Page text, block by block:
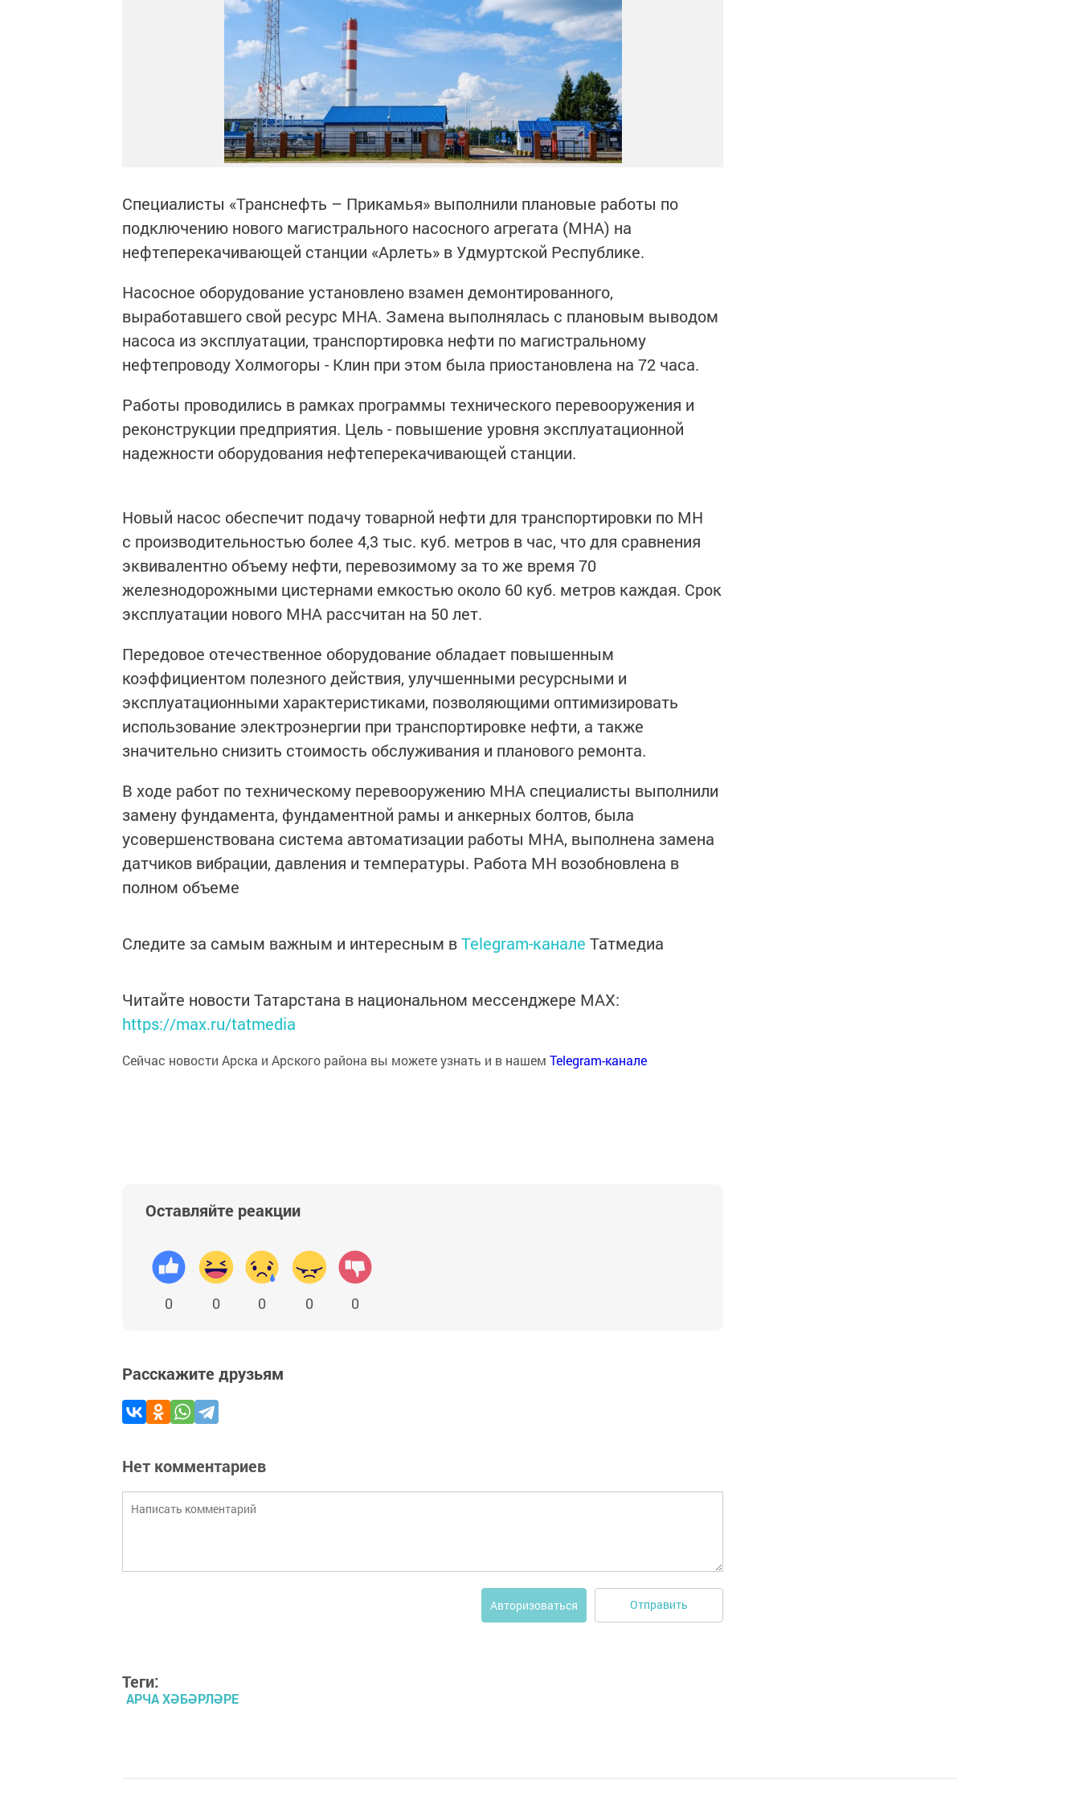
Специалисты «Транснефть – Прикамья» выполнили плановые работы по
подключению нового магистрального насосного агрегата (МНА) на
нефтеперекачивающей станции «Арлеть» в Удмуртской Республике.
Насосное оборудование установлено взамен демонтированного,
выработавшего свой ресурс МНА. Замена выполнялась с плановым выводом
насоса из эксплуатации, транспортировка нефти по магистральному
нефтепроводу Холмогоры - Клин при этом была приостановлена на 72 часа.
Работы проводились в рамках программы технического перевооружения и
реконструкции предприятия. Цель - повышение уровня эксплуатационной
надежности оборудования нефтеперекачивающей станции.
Новый насос обеспечит подачу товарной нефти для транспортировки по МН
с производительностью более 4,3 тыс. куб. метров в час, что для сравнения
эквивалентно объему нефти, перевозимому за то же время 70
железнодорожными цистернами емкостью около 60 куб. метров каждая. Срок
эксплуатации нового МНА рассчитан на 50 лет.
Передовое отечественное оборудование обладает повышенным
коэффициентом полезного действия, улучшенными ресурсными и
эксплуатационными характеристиками, позволяющими оптимизировать
использование электроэнергии при транспортировке нефти, а также
значительно снизить стоимость обслуживания и планового ремонта.
В ходе работ по техническому перевооружению МНА специалисты выполнили
замену фундамента, фундаментной рамы и анкерных болтов, была
усовершенствована система автоматизации работы МНА, выполнена замена
датчиков вибрации, давления и температуры. Работа МН возобновлена в
полном объеме
Следите за самым важным и интересным вTelegram-канале Татмедиа
Читайте новости Татарстана в национальном мессенджере MАХ:
https://max.ru/tatmedia
Сейчас новости Арска и Арского района вы можете узнать и в нашем Telegram-канале
Оставляйте реакции
0 0 0 0 0
Расскажите друзьям
Нет комментариев
Авторизоваться Отправить
Теги:
АРЧА ХӘБӘРЛӘРЕ